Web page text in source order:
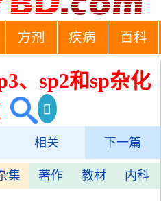
方剂 疾病 百科
、sp2和sp杂化
相关 下一篇
集 著作 教材 内科